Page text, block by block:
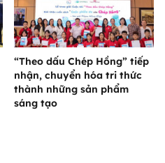
“Theo dấu Chép Hồng” tiếp
nhận, chuyển hóa tri thức
thành những sản phẩm
sáng tạo